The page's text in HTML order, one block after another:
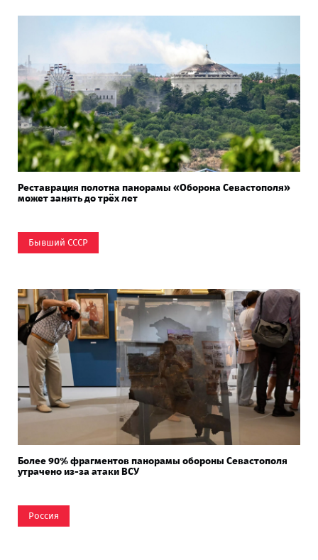
Реставрация полотна панорамы «Оборона Севастополя»
может занять до трёх лет
Бывший СССР
Более 90% фрагментов панорамы обороны Севастополя
утрачено из-за атаки ВСУ
Россия